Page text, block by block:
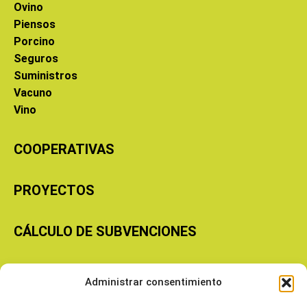
Administrar consentimiento
Ovino
Piensos
Porcino
Seguros
Suministros
Vacuno
Vino
COOPERATIVAS
PROYECTOS
CÁLCULO DE SUBVENCIONES